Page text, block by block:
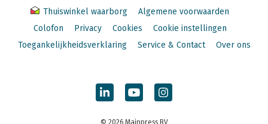
Thuiswinkel waarborg
Algemene voorwaarden
Colofon
Privacy Cookies
Cookie instellingen
Toegankelijkheidsverklaring
Service & Contact Over ons
© 2026 Mainpress BV